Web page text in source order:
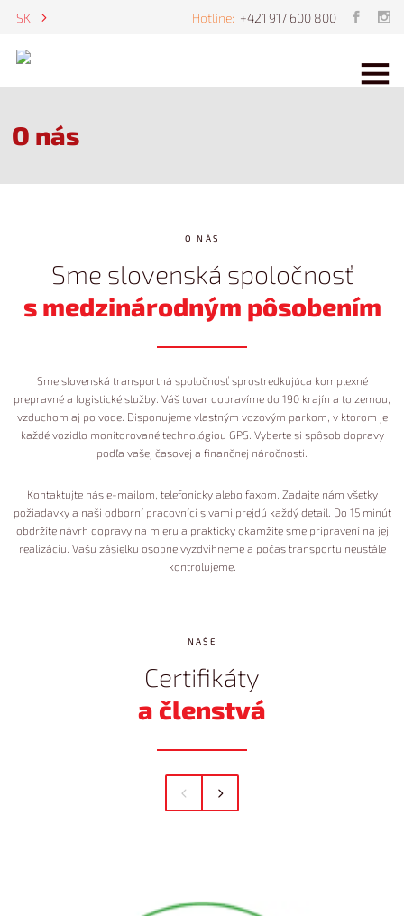
SK
ES Hotline: +421 917 600 800
O nás
O NÁS
Sme slovenská spoločnosť
s medzinárodným pôsobením
Sme slovenská transportná spoločnosť sprostredkujúca komplexné
prepravné a logistické služby. Váš tovar dopravíme do 190 krajín a to zemou,
vzduchom aj po vode. Disponujeme vlastným vozovým parkom, v ktorom je
každé vozidlo monitorované technológiou GPS. Vyberte si spôsob dopravy
podľa vašej časovej a finančnej náročnosti.
Kontaktujte nás e-mailom, telefonicky alebo faxom. Zadajte nám všetky
požiadavky a naši odborní pracovníci s vami prejdú každý detail. Do 15 minút
obdržíte návrh dopravy na mieru a prakticky okamžite sme pripravení na jej
realizáciu. Vašu zásielku osobne vyzdvihneme a počas transportu neustále
kontrolujeme.
NAŠE
Certifikáty
a členstvá